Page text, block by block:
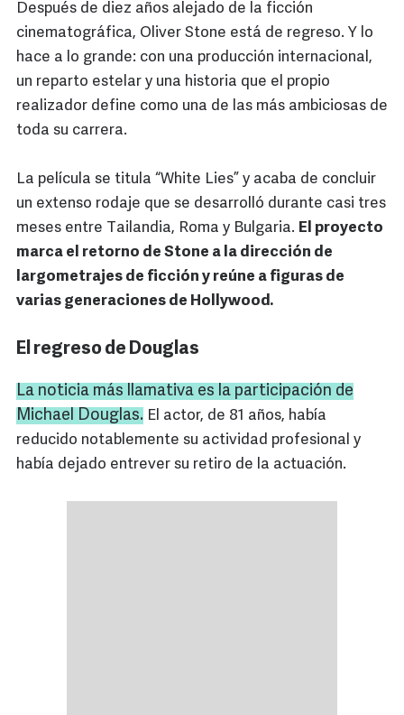
Después de diez años alejado de la ficción
cinematográfica, Oliver Stone está de regreso. Y lo
hace a lo grande: con una producción internacional,
un reparto estelar y una historia que el propio
realizador define como una de las más ambiciosas de
toda su carrera.
La película se titula “White Lies” y acaba de concluir
un extenso rodaje que se desarrolló durante casi tres
meses entre Tailandia, Roma y Bulgaria. El proyecto
marca el retorno de Stone a la dirección de
largometrajes de ficción y reúne a figuras de
varias generaciones de Hollywood.
El regreso de Douglas
La noticia más llamativa es la participación de
Michael Douglas. El actor, de 81 años, había
reducido notablemente su actividad profesional y
había dejado entrever su retiro de la actuación.